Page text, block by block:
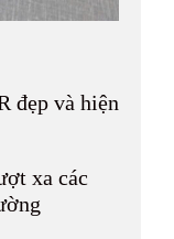
đẹp và hiện
xa các